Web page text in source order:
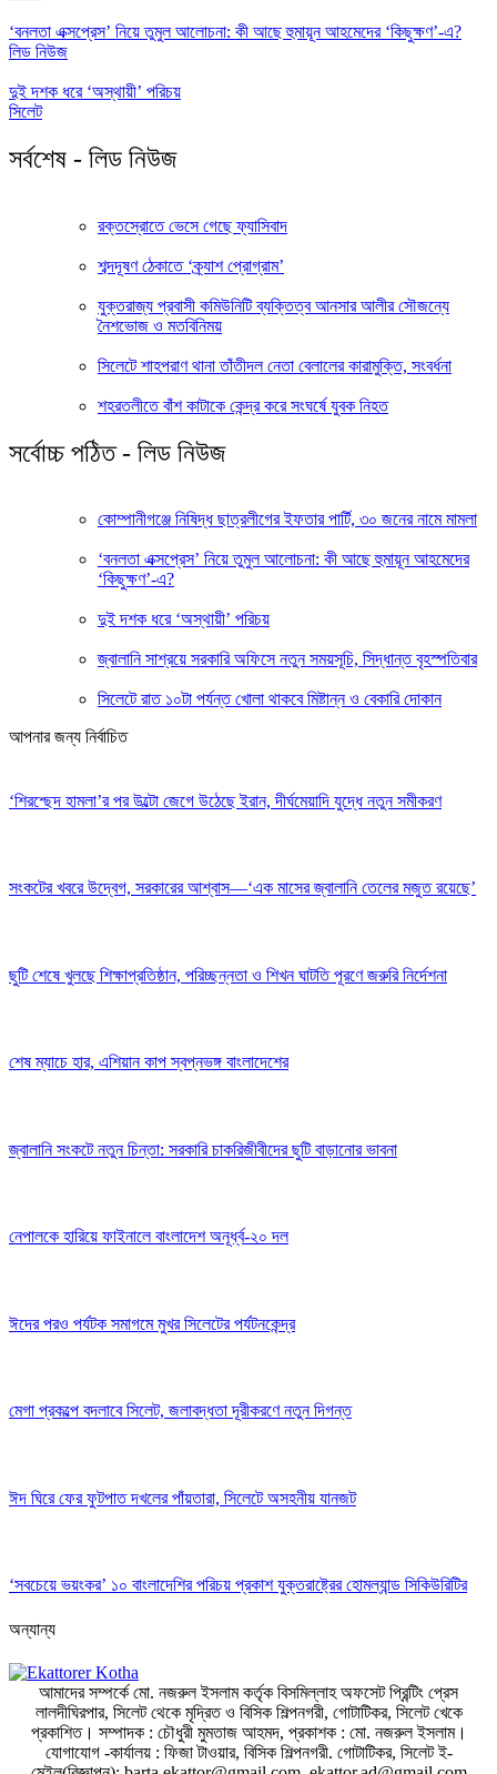
‘বনলতা এক্সপ্রেস’ নিয়ে তুমুল আলোচনা: কী আছে হুমায়ূন আহমেদের ‘কিছুক্ষণ’-এ?
লিড নিউজ
দুই দশক ধরে ‘অস্থায়ী’ পরিচয়
সিলেট
সর্বশেষ - লিড নিউজ
রক্তস্রোতে ভেসে গেছে ফ্যাসিবাদ
শব্দদূষণ ঠেকাতে ‘ক্র্যাশ প্রোগ্রাম’
যুক্তরাজ্য প্রবাসী কমিউনিটি ব্যক্তিত্ব আনসার আলীর সৌজন্যে
নৈশভোজ ও মতবিনিময়
সিলেটে শাহপরাণ থানা তাঁতীদল নেতা বেলালের কারামুক্তি, সংবর্ধনা
শহরতলীতে বাঁশ কাটাকে কেন্দ্র করে সংঘর্ষে যুবক নিহত
সর্বোচ্চ পঠিত - লিড নিউজ
কোম্পানীগঞ্জে নিষিদ্ধ ছাত্রলীগের ইফতার পার্টি, ৩০ জনের নামে মামলা
‘বনলতা এক্সপ্রেস’ নিয়ে তুমুল আলোচনা: কী আছে হুমায়ূন আহমেদের
‘কিছুক্ষণ’-এ?
দুই দশক ধরে ‘অস্থায়ী’ পরিচয়
জ্বালানি সাশ্রয়ে সরকারি অফিসে নতুন সময়সূচি, সিদ্ধান্ত বৃহস্পতিবার
সিলেটে রাত ১০টা পর্যন্ত খোলা থাকবে মিষ্টান্ন ও বেকারি দোকান
আপনার জন্য নির্বাচিত
‘শিরশ্ছেদ হামলা’র পর উল্টো জেগে উঠেছে ইরান, দীর্ঘমেয়াদি যুদ্ধে নতুন সমীকরণ
সংকটের খবরে উদ্বেগ, সরকারের আশ্বাস—‘এক মাসের জ্বালানি তেলের মজুত রয়েছে’
ছুটি শেষে খুলছে শিক্ষাপ্রতিষ্ঠান, পরিচ্ছন্নতা ও শিখন ঘাটতি পূরণে জরুরি নির্দেশনা
শেষ ম্যাচে হার, এশিয়ান কাপ স্বপ্নভঙ্গ বাংলাদেশের
জ্বালানি সংকটে নতুন চিন্তা: সরকারি চাকরিজীবীদের ছুটি বাড়ানোর ভাবনা
নেপালকে হারিয়ে ফাইনালে বাংলাদেশ অনূর্ধ্ব-২০ দল
ঈদের পরও পর্যটক সমাগমে মুখর সিলেটের পর্যটনকেন্দ্র
মেগা প্রকল্পে বদলাবে সিলেট, জলাবদ্ধতা দূরীকরণে নতুন দিগন্ত
ঈদ ঘিরে ফের ফুটপাত দখলের পাঁয়তারা, সিলেটে অসহনীয় যানজট
‘সবচেয়ে ভয়ংকর’ ১০ বাংলাদেশির পরিচয় প্রকাশ যুক্তরাষ্ট্রের হোমল্যান্ড সিকিউরিটির
অন্যান্য
আমাদের সম্পর্কে মো. নজরুল ইসলাম কর্তৃক বিসমিল্লাহ অফসেট প্রিন্টিং প্রেস
লালদীঘিরপার, সিলেট থেকে মৃদ্রিত ও বিসিক শিল্পনগরী, গোটাটিকর, সিলেট খেকে
প্রকাশিত। সম্পাদক : চৌধুরী মুমতাজ আহমদ, প্রকাশক : মো. নজরুল ইসলাম।
যোগাযোগ -কার্যালয় : ফিজা টাওয়ার, বিসিক শিল্পনগরী. গোটাটিকর, সিলেট ই-